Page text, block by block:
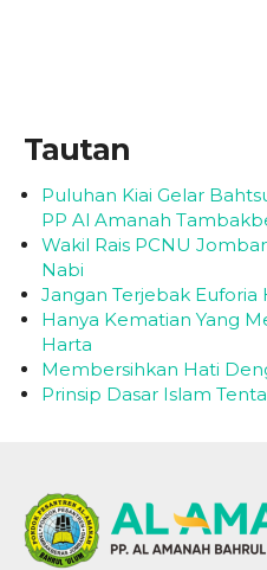
Tautan
Puluhan Kiai Gelar
PP Al Amanah
Wakil Rais PCNU
Nabi
Jangan Terjebak Euforia
Hanya Kematian Yang
Harta
Membersihkan Hati
Prinsip Dasar Islam